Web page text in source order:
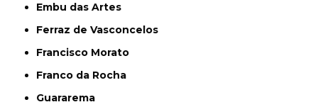
Embu das Artes
Ferraz de Vasconcelos
Francisco Morato
Franco da Rocha
Guararema